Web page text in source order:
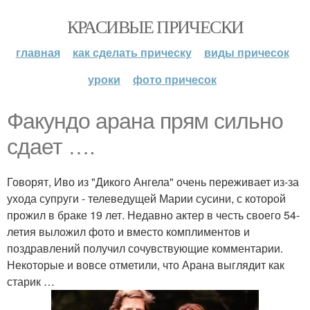
КРАСИВЫЕ ПРИЧЕСКИ
главная как сделать прическу
виды причесок
уроки
фото причесок
Факундо арана прям сильно
сдает ….
Говорят, Иво из "Дикого Ангела" очень переживает из-за
ухода супруги - телеведущей Марии сусини, с которой
прожил в браке 19 лет. Недавно актер в честь своего 54-
летия выложил фото и вместо комплиментов и
поздравлений получил сочувствующие комментарии.
Некоторые и вовсе отметили, что Арана выглядит как
старик …